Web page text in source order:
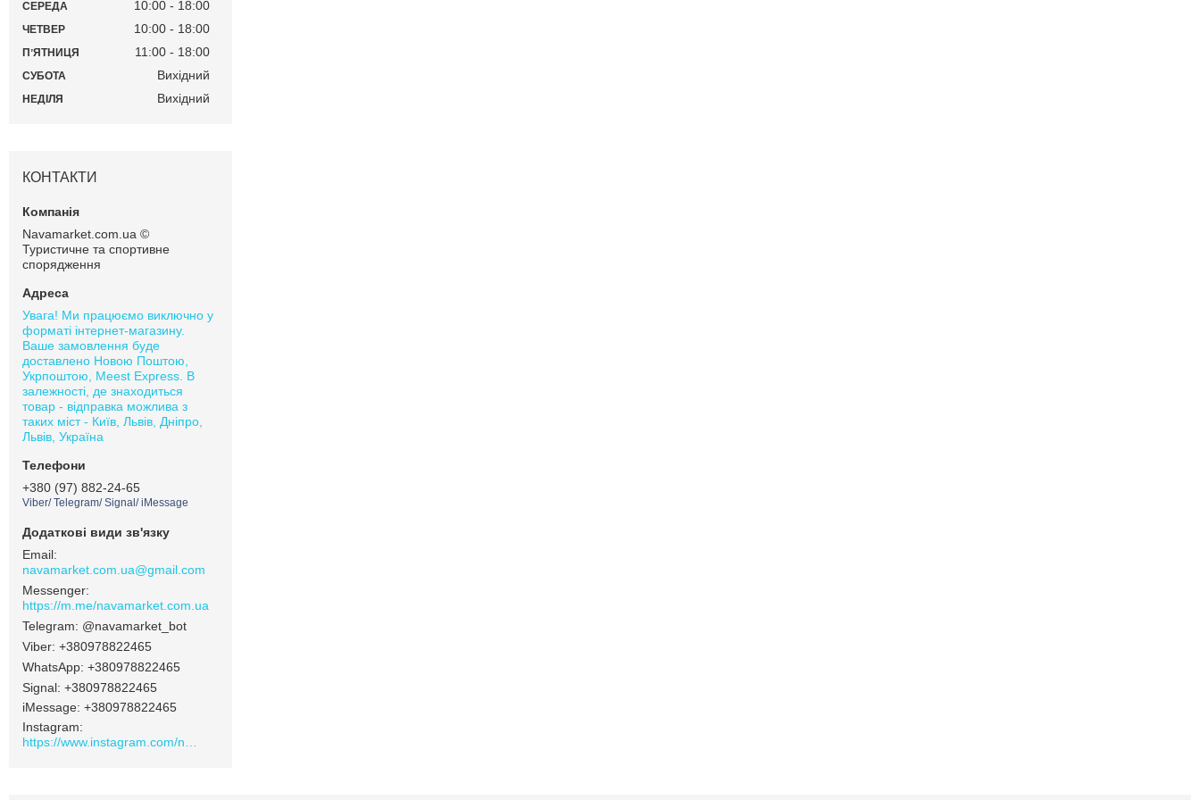
СЕРЕДА 10:00 18:00
ЧЕТВЕР 10:00 18:00
ПʼЯТНИЦЯ 11:00 18:00
СУБОТА Вихідний
НЕДІЛЯ Вихідний
КОНТАКТИ
Navamarket.com.ua ©
Туристичне та спортивне
спорядження
Увага! Ми працюємо виключно у
форматі інтернет-магазину.
Ваше замовлення буде
доставлено Новою Поштою,
Укрпоштою, Meest Express. В
залежності, де знаходиться
товар - відправка можлива з
таких міст - Київ, Львів, Дніпро,
Львів, Україна
+380 (97) 882-24-65
Viber/ Telegram/ Signal/ iMessage
navamarket.com.ua@gmail.com
https://m.me/navamarket.com.ua
@navamarket_bot
+380978822465
+380978822465
Signal +380978822465
iMessage +380978822465
Instagram